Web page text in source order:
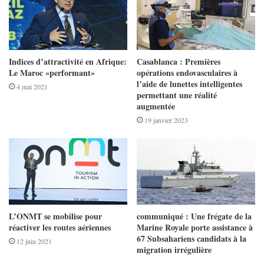
Indices d’attractivité en Afrique:
Le Maroc «performant»
4 mai 2021
Casablanca : Premières
opérations endovasculaires à
l’aide de lunettes intelligentes
permettant une réalité
augmentée
19 janvier 2023
L’ONMT se mobilise pour
réactiver les routes aériennes
12 juin 2021
communiqué : Une frégate de la
Marine Royale porte assistance à
67 Subsahariens candidats à la
migration irrégulière